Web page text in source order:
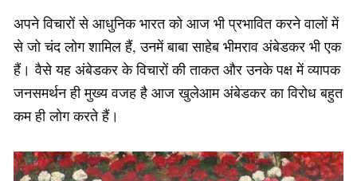
अपने विचारों से आधुनिक भारत को आज भी प्रभावित करने वालों में
से जो चंद लोग शामिल हैं, उनमें बाबा साहेब भीमराव अंबेडकर भी एक
हैं। वैसे यह अंबेडकर के विचारों की ताकत और उनके पक्ष में व्यापक
जनसमर्थन ही मुख्य वजह है आज खुलेआम अंबेडकर का विरोध बहुत
कम ही लोग करते हैं।